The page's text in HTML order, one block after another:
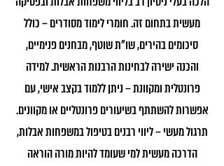
מעשית בתחום זה.​ חומרי לימוד מסודרים – כולל
סיכומים בהירים, שו"ת שוטף, מבחנים פנימיים,
והכנה ישירה לבחינות הרבנות הראשית.​ למידה
פרונטלית ומקוונת – ניתן ללמוד בקצב אישי, עם
אפשרות להשתתף בשיעורים פרונטליים או מקוונים.​
תרגול מעשי – ליווי רבנים בטיפול במשפחות אבלות,
הדרכה מעשית למי שעומד להיות מורה הוראה